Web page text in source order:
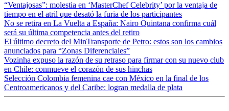
“Ventajosas”: molestia en ‘MasterChef Celebrity’ por la ventaja de
tiempo en el atril que desató la furia de los participantes
No se retira en La Vuelta a España: Nairo Quintana confirma cuál
será su última competencia antes del retiro
El último decreto del MinTransporte de Petro: estos son los cambios
anunciados para “Zonas Diferenciales”
Vozinha expuso la razón de su retraso para firmar con su nuevo club
en Chile: conmueve el corazón de sus hinchas
Selección Colombia femenina cae con México en la final de los
Centroamericanos y del Caribe: logran medalla de plata